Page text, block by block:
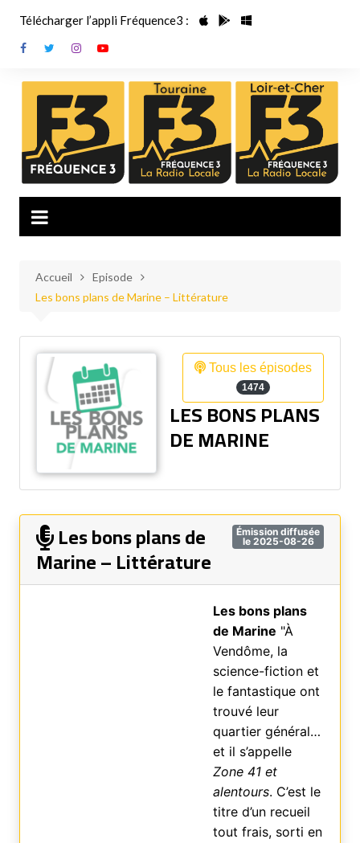
contenu
Télécharger l’appli Fréquence3 :
Accueil
Episode
Les bons plans de Marine – Littérature
Tous les épisodes
1474
LES BONS PLANS
DE MARINE
Émission diffusée
le 2025-08-26
Les bons plans de
Marine – Littérature
Les bons plans
de Marine "À
Vendôme, la
science-fiction et
le fantastique ont
trouvé leur
quartier général…
et il s’appelle
Zone 41 et
alentours. C’est le
titre d’un recueil
tout frais, sorti en